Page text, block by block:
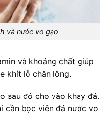
và nước vo gạo
và khoáng chất giúp
khít lỗ chân lông.
sau đó cho vào khay đá.
cần bọc viên đá nước vo